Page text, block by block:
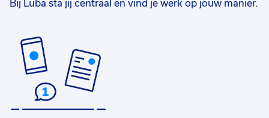
Bij Luba sta jij centraal en vind je werk op jouw manier.